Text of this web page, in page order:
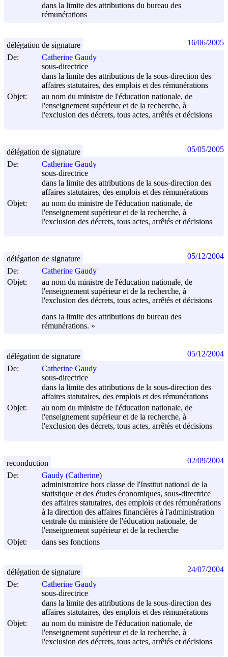
dans la limite des attributions du bureau des
rémunérations
De:
Catherine Gaudy
sous-directrice
dans la limite des attributions de la sous-direction des
affaires statutaires, des emplois et des rémunérations
Objet:
au nom du ministre de l'éducation nationale, de
l'enseignement supérieur et de la recherche, à
l'exclusion des décrets, tous actes, arrêtés et décisions
délégation de signature 16/06/2005
De:
Catherine Gaudy
sous-directrice
dans la limite des attributions de la sous-direction des
affaires statutaires, des emplois et des rémunérations
Objet:
au nom du ministre de l'éducation nationale, de
l'enseignement supérieur et de la recherche, à
l'exclusion des décrets, tous actes, arrêtés et décisions
délégation de signature 05/05/2005
De:
Catherine Gaudy
Objet:
au nom du ministre de l'éducation nationale, de
l'enseignement supérieur et de la recherche, à
l'exclusion des décrets, tous actes, arrêtés et décisions
dans la limite des attributions du bureau des
rémunérations. »
délégation de signature 05/12/2004
De:
Catherine Gaudy
sous-directrice
dans la limite des attributions de la sous-direction des
affaires statutaires, des emplois et des rémunérations
Objet:
au nom du ministre de l'éducation nationale, de
l'enseignement supérieur et de la recherche, à
l'exclusion des décrets, tous actes, arrêtés et décisions
délégation de signature 05/12/2004
De:
Gaudy (Catherine)
administratrice hors classe de l'Institut national de la
statistique et des études économiques, sous-directrice
des affaires statutaires, des emplois et des rémunérations
à la direction des affaires financières à l'administration
centrale du ministère de l'éducation nationale, de
l'enseignement supérieur et de la recherche
Objet:
dans ses fonctions
reconduction 02/09/2004
De:
Catherine Gaudy
sous-directrice
dans la limite des attributions de la sous-direction des
affaires statutaires, des emplois et des rémunérations
Objet:
au nom du ministre de l'éducation nationale, de
l'enseignement supérieur et de la recherche, à
l'exclusion des décrets, tous actes, arrêtés et décisions
délégation de signature 24/07/2004